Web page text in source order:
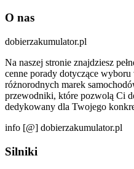
O nas
dobierzakumulator.pl
Na naszej stronie znajdziesz
cenne porady dotyczące
różnorodnych marek
przewodniki, które pozwolą Ci
dedykowany dla Twojego
info [@] dobierzakumulator.pl
Silniki